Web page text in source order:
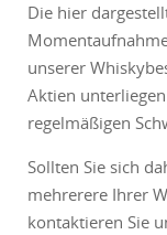
Die hier
unserer
Aktien
regelmäßigen
Sollten Sie sich
mehrerere Ihrer
kontaktieren Sie